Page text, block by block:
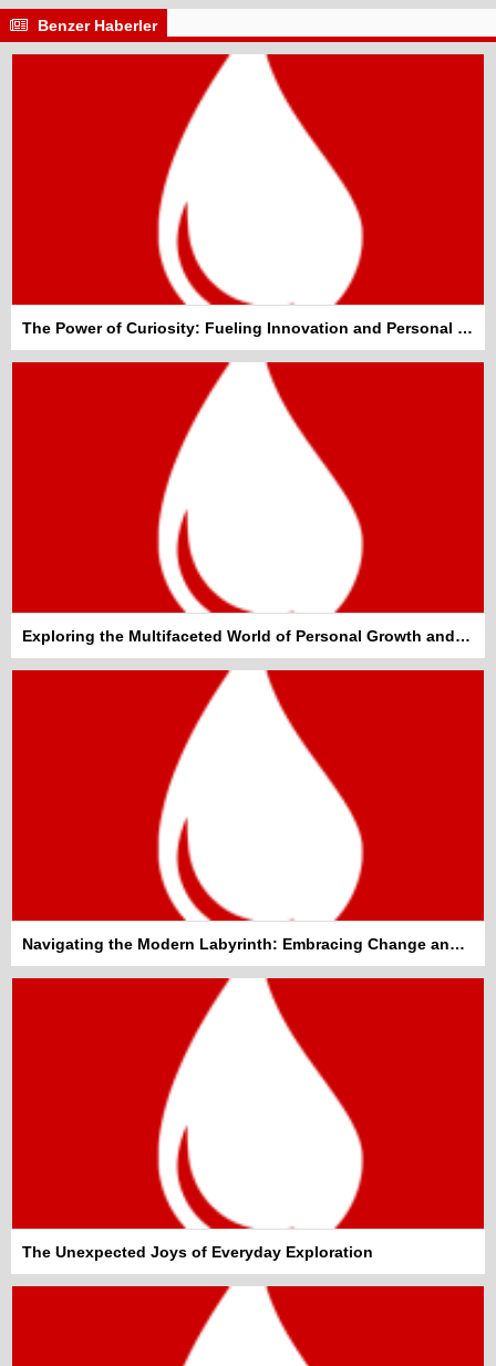
Benzer Haberler
The Power of Curiosity: Fueling Innovation and Personal Growth
Exploring the Multifaceted World of Personal Growth and Well-being
Navigating the Modern Labyrinth: Embracing Change and Staying Informed
The Unexpected Joys of Everyday Exploration